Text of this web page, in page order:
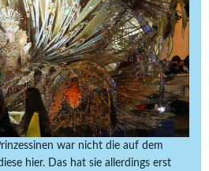
war nicht die auf dem
hier. Das hat sie allerdings erst